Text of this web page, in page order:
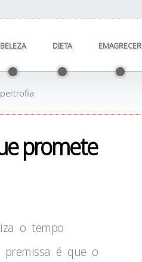
BELEZA DIETA EMAGRECER
promete
o tempo
premissa é que o